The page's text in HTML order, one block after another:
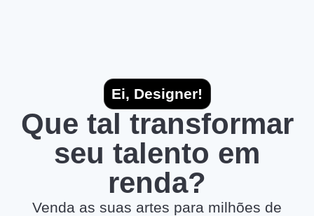
Ei, Designer!
Que tal transformar
seu talento em
renda?
Venda as suas artes para milhões de